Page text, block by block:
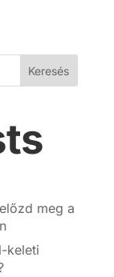
Keresés
meg a
keleti